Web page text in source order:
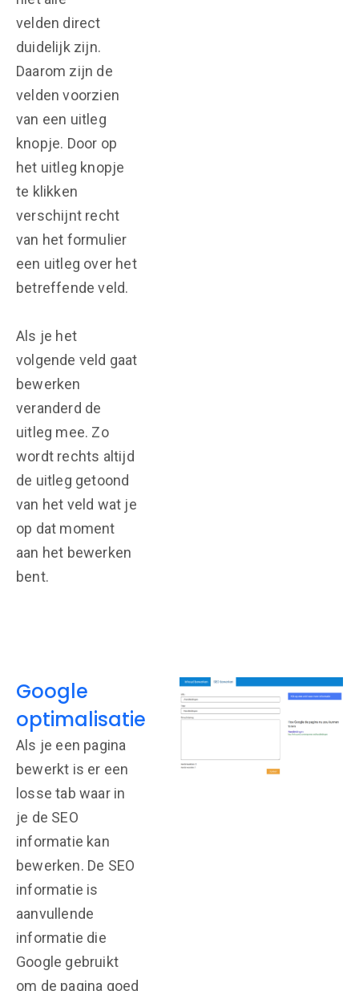
velden direct
duidelijk zijn.
Daarom zijn de
velden voorzien
van een uitleg
knopje. Door op
het uitleg knopje
te klikken
verschijnt recht
van het formulier
een uitleg over het
betreffende veld.
Als je het
volgende veld gaat
bewerken
veranderd de
uitleg mee. Zo
wordt rechts altijd
de uitleg getoond
van het veld wat je
op dat moment
aan het bewerken
bent.
Google
optimalisatie
Als je een pagina
bewerkt is er een
losse tab waar in
je de SEO
informatie kan
bewerken. De SEO
informatie is
aanvullende
informatie die
Google gebruikt
om de pagina goed